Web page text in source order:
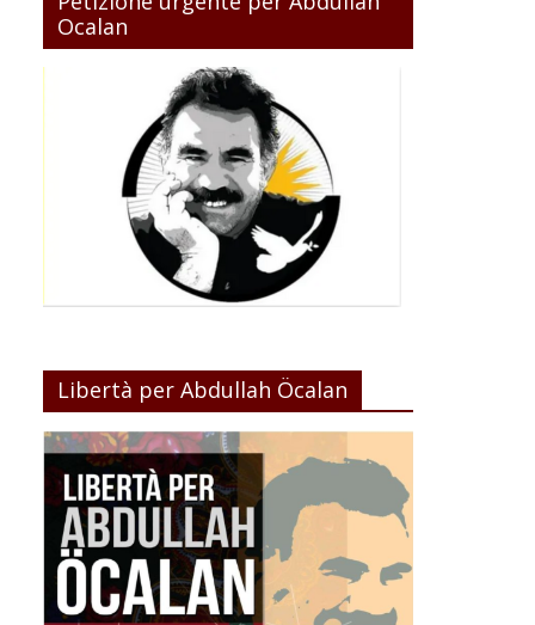
Ocalan
Libertà per Abdullah Öcalan